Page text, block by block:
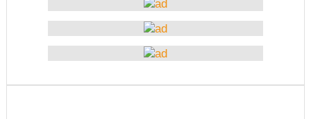
बागमती सरकारमा माओवादीका शालिकरामका १८ महिनाः यस्तो
नेपाल-चीन व्यापारले रसुवाको राजश्व संकलन चार गुणाले बढी